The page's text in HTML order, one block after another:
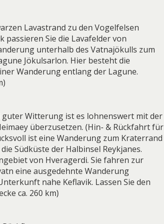
Lavastrand zu den Vogelfelsen
Sie die Lavafelder von
unterhalb des Vatnajökulls zum
Jökulsarlon. Hier besteht die
Wanderung entlang der Lagune.
guter Witterung ist es lohnenswert mit der
überzusetzen. (Hin- & Rückfahrt für
ist eine Wanderung zum Kraterrand
Südküste der Halbinsel Reykjanes.
von Hveragerdi. Sie fahren zur
eine ausgedehnte Wanderung
nahe Keflavik. Lassen Sie den
ca. 260 km)